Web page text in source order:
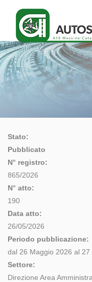
Stato:
Pubblicato
N° registro:
865/2026
N° atto:
190
Data atto:
26/05/2026
Periodo pubblicazione:
dal 26 Maggio 2026 al 27
Settore:
Direzione Area